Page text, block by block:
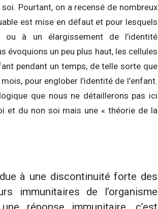
Pourtant, on a recensé de nombreux
est mise en défaut et pour lesquels
à un élargissement de l’identité
évoquions un peu plus haut, les cellules
pendant un temps, de telle sorte que
pour englober l’identité de l’enfant.
que nous ne détaillerons pas ici
et du non soi mais une « théorie de la
à une discontinuité forte des
immunitaires de l’organisme